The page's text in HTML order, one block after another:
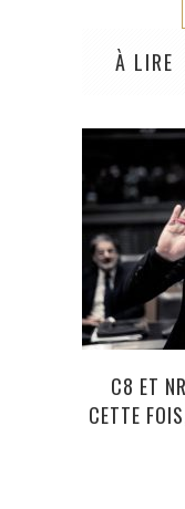
À LIRE
C8 ET
CETTE